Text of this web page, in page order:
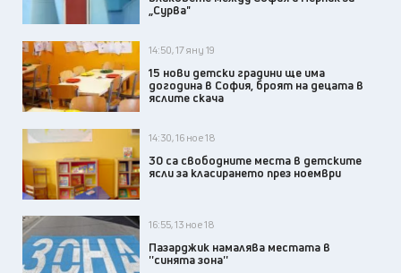
„Сурва"
14:50, 17 яну 19
15 нови детски градини ще има
догодина в София, броят на децата в
яслите скача
14:30, 16 ное 18
30 са свободните места в детските
ясли за класирането през ноември
16:55, 13 ное 18
Пазарджик намалява местата в
''синята зона''